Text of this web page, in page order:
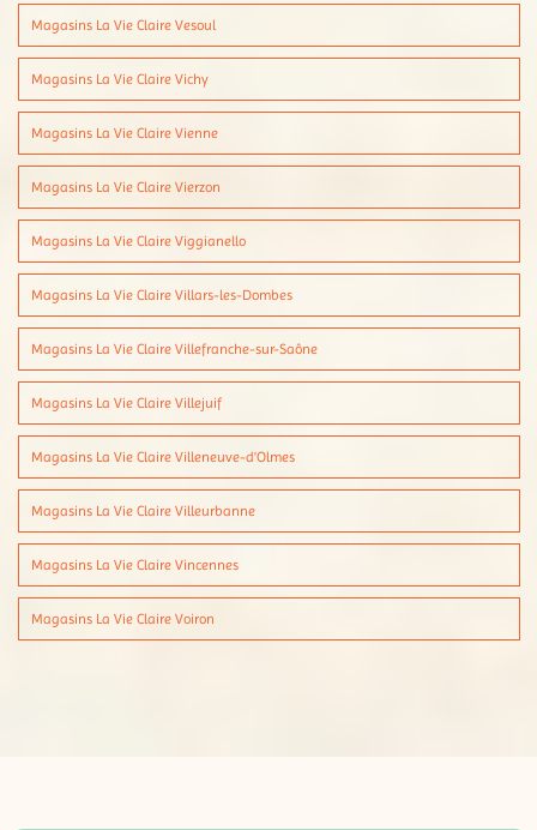
Magasins La Vie Claire Vesoul
Magasins La Vie Claire Vichy
Magasins La Vie Claire Vienne
Magasins La Vie Claire Vierzon
Magasins La Vie Claire Viggianello
Magasins La Vie Claire Villars-les-Dombes
Magasins La Vie Claire Villefranche-sur-Saône
Magasins La Vie Claire Villejuif
Magasins La Vie Claire Villeneuve-d'Olmes
Magasins La Vie Claire Villeurbanne
Magasins La Vie Claire Vincennes
Magasins La Vie Claire Voiron